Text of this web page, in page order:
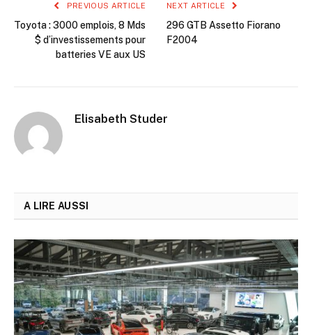
PREVIOUS ARTICLE
Toyota : 3000 emplois, 8 Mds
$ d’investissements pour
batteries VE aux US
NEXT ARTICLE
296 GTB Assetto Fiorano
F2004
Elisabeth Studer
A LIRE AUSSI